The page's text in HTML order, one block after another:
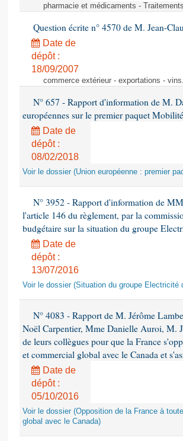
pharmacie et médicaments -
Question écrite n° 4570 de M. Jean-
Date de
dépôt :
18/09/2007
commerce extérieur - exportations -
N° 657 - Rapport d'information de M.
européennes sur le premier paquet
Date de
dépôt :
08/02/2018
Voir le dossier (Union européenne : premier
N° 3952 - Rapport d'information de
l'article 146 du règlement, par la
budgétaire sur la situation du groupe
Date de
dépôt :
13/07/2016
Voir le dossier (Situation du groupe Electricité
N° 4083 - Rapport de M. Jérôme
Noël Carpentier, Mme Danielle Auroi, M.
de leurs collègues pour que la France
et commercial global avec le Canada et
Date de
dépôt :
05/10/2016
Voir le dossier (Opposition de la France à
global avec le Canada)